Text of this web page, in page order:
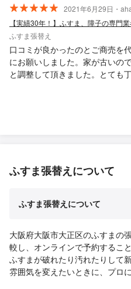
2021年6月29日・
【実績30年！】ふすま、障子の専門業
ふすま張替え
口コミが良かったのとご商売を
にお願いしました。家が古いの
と調整して頂きました。とても
くなり、大満足です! またこち
ふすま張替えについて
ふすま張替えについて
大阪府大阪市大正区のふすまの
較し、オンラインで予約するこ
ふすまが破れたり汚れたりして
雰囲気を変えたいときに、プロ